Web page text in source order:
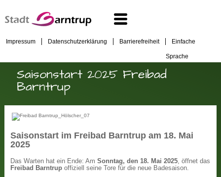
Impressum Datenschutzerklärung Barrierefreiheit Einfache
Sprache
Saisonstart 2025 Freibad
Barntrup
Saisonstart im Freibad Barntrup am 18. Mai
2025
Das Warten hat ein Ende: AmSonntag, den 18. Mai 2025, öffnet das
Freibad Barntrup offiziell seine Tore für die neue Badesaison.